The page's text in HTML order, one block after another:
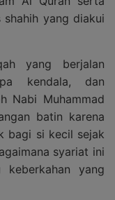
yang diakui
yang berjalan
kendala, dan
Nabi Muhammad
batin karena
bagi si kecil sejak
syariat ini
keberkahan yang